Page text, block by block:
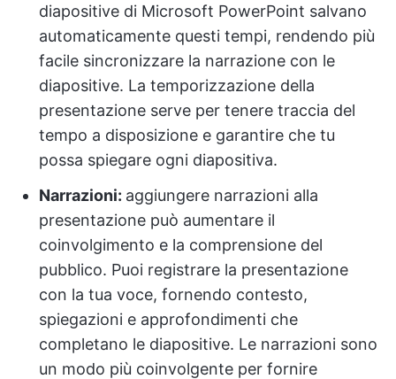
diapositive di Microsoft PowerPoint salvano
automaticamente questi tempi, rendendo più
facile sincronizzare la narrazione con le
diapositive. La temporizzazione della
presentazione serve per tenere traccia del
tempo a disposizione e garantire che tu
possa spiegare ogni diapositiva.
Narrazioni: aggiungere narrazioni alla
presentazione può aumentare il
coinvolgimento e la comprensione del
pubblico. Puoi registrare la presentazione
con la tua voce, fornendo contesto,
spiegazioni e approfondimenti che
completano le diapositive. Le narrazioni sono
un modo più coinvolgente per fornire